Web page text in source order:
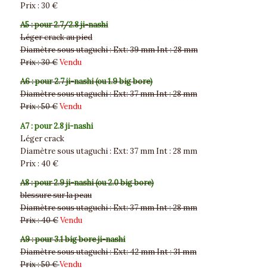
Prix : 30 €
A5 : pour 2.7/2.8 ji-nashi
Léger crack au pied
Diamètre sous utaguchi : Ext: 39 mm Int : 28 mm
Prix : 30 € Vendu
A6 : pour 2.7 ji-nashi (ou 1.9 big bore)
Diamètre sous utaguchi : Ext: 37 mm Int : 28 mm
Prix : 50 € Vendu
A7 : pour 2.8 ji-nashi
Léger crack
Diamètre sous utaguchi : Ext: 37 mm Int : 28 mm
Prix : 40 €
A8 : pour 2.9 ji-nashi (ou 2.0 big bore)
blessure sur la peau
Diamètre sous utaguchi : Ext: 37 mm Int : 28 mm
Prix : 40 € Vendu
A9 : pour 3.1 big bore ji-nashi
Diamètre sous utaguchi : Ext: 42 mm Int : 31 mm
Prix : 50 €Vendu